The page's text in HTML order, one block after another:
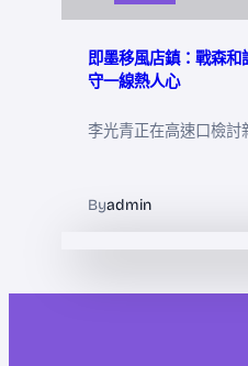
即墨移風店鎮：戰森和
守一線熱人心
李光青正在高速口檢討
Byadmin